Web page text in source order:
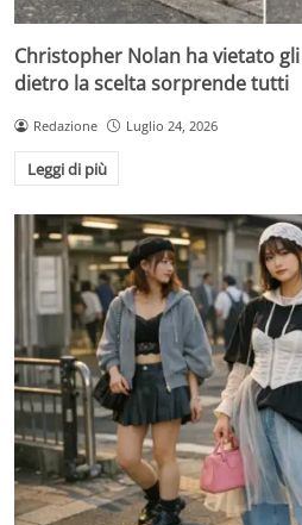
Christopher Nolan ha vietato
dietro la scelta sorprende tutti
Redazione Luglio 24, 2026
Leggi di più